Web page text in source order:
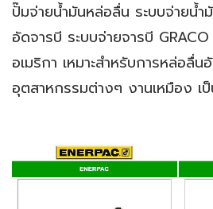
ปั๊มจ่ายน้ำมันหล่อลื่น ระบบจ่ายน้
อัดจารบี ระบบจ่ายจารบี
อเมริกา เหมาะสำหรับการหล่อลื่
อุตสาหกรรมต่างๆ งานเหมือง เ